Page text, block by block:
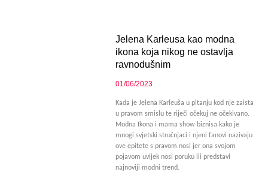
Jelena Karleusa kao modna
ikona koja nikog ne ostavlja
ravnodušnim
01/06/2023
Kada je Jelena Karleuša u pitanju kod nje zaista
u pravom smislu te riječi očekuj ne očekivano.
Modna Ikona i mama show biznisa kako je
mnogi svjetski stručnjaci i njeni fanovi nazivaju
ove epitete s pravom nosi jer ona svojom
pojavom uvijek nosi poruku ili predstavi
najnoviji modni trend.